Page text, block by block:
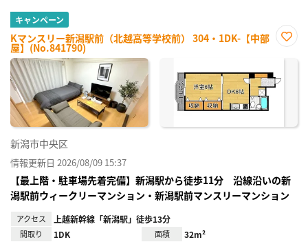
キャンペーン
Kマンスリー新潟駅前（北越高等学校前） 304・1DK-【中部
屋】(No.841790)
に入
録
新潟市中央区
情報更新日 2026/08/09 15:37
【最上階・駐車場先着完備】新潟駅から徒歩11分 沿線沿いの新
潟駅前ウィークリーマンション・新潟駅前マンスリーマンション
アクセス 上越新幹線「新潟駅」徒歩13分
間取り 1DK 面積 32m²